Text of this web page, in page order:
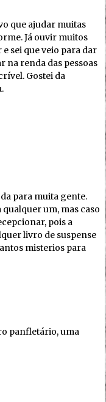
que ajudar muitas
Já ouvir muitos
sei que veio para dar
na renda das pessoas
Gostei da
para muita gente.
um, mas caso
pois a
livro de suspense
misterios para
panfletário, uma